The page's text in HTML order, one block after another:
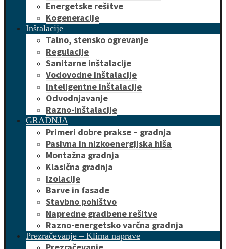
Energetske rešitve
Kogeneracije
Inštalacije
Talno, stensko ogrevanje
Regulacije
Sanitarne inštalacije
Vodovodne inštalacije
Inteligentne inštalacije
Odvodnjavanje
Razno-inštalacije
GRADNJA
Primeri dobre prakse – gradnja
Pasivna in nizkoenergijska hiša
Montažna gradnja
Klasična gradnja
Izolacije
Barve in fasade
Stavbno pohištvo
Napredne gradbene rešitve
Razno-energetsko varčna gradnja
Prezračevanje – Klima naprave